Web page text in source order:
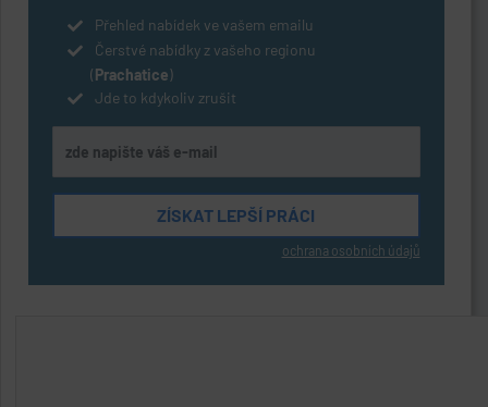
Přehled nabídek ve vašem emailu
Čerstvé nabídky z vašeho regionu
(Prachatice)
Jde to kdykoliv zrušit
ochrana osobních údajů